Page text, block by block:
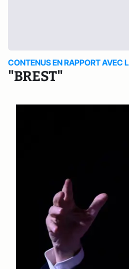
CONTENUS EN RAPPORT AVEC
"BREST"